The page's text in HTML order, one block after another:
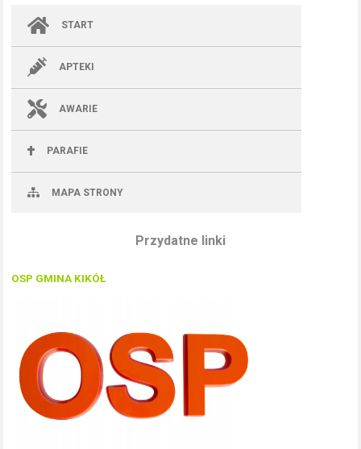
START
APTEKI
AWARIE
PARAFIE
MAPA STRONY
Przydatne linki
OSP GMINA KIKÓŁ